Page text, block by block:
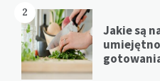
2
Jakie są